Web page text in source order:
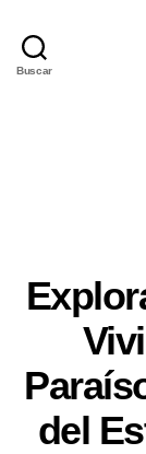
Buscar
del